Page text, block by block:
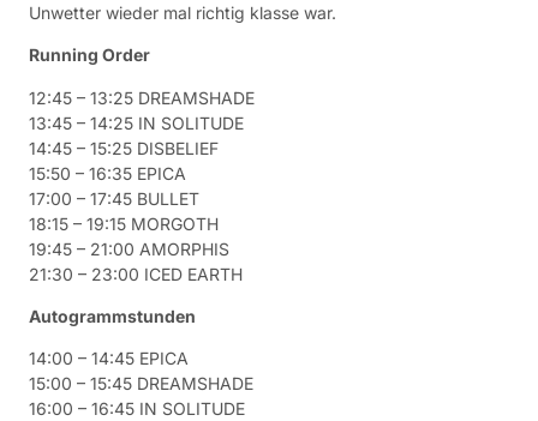
Unwetter wieder mal richtig klasse war.
Running Order
12:45 – 13:25 DREAMSHADE
13:45 – 14:25 IN SOLITUDE
14:45 – 15:25 DISBELIEF
15:50 – 16:35 EPICA
17:00 – 17:45 BULLET
18:15 – 19:15 MORGOTH
19:45 – 21:00 AMORPHIS
21:30 – 23:00 ICED EARTH
Autogrammstunden
14:00 – 14:45 EPICA
15:00 – 15:45 DREAMSHADE
16:00 – 16:45 IN SOLITUDE